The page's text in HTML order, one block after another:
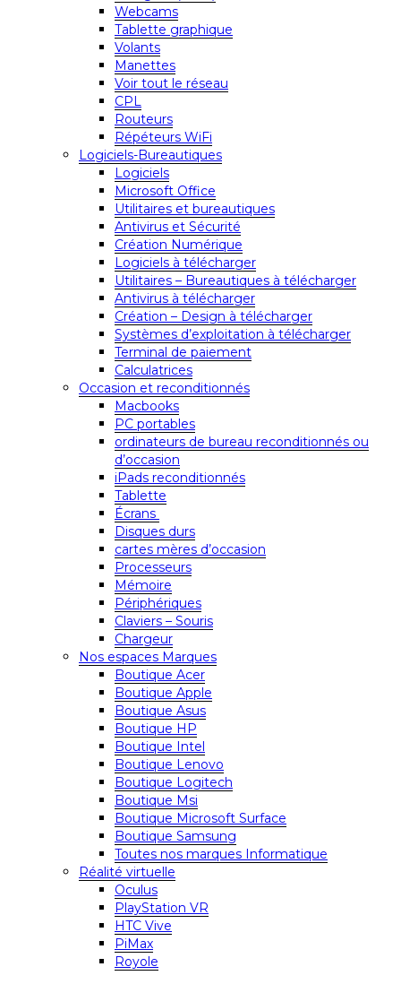
Webcams
Tablette graphique
Volants
Manettes
Voir tout le réseau
CPL
Routeurs
Répéteurs WiFi
Logiciels-Bureautiques
Logiciels
Microsoft Office
Utilitaires et bureautiques
Antivirus et Sécurité
Création Numérique
Logiciels à télécharger
Utilitaires – Bureautiques à télécharger
Antivirus à télécharger
Création – Design à télécharger
Systèmes d’exploitation à télécharger
Terminal de paiement
Calculatrices
Occasion et reconditionnés
Macbooks
PC portables
ordinateurs de bureau reconditionnés ou
d’occasion
iPads reconditionnés
Tablette
Écrans
Disques durs
cartes mères d’occasion
Processeurs
Mémoire
Périphériques
Claviers – Souris
Chargeur
Nos espaces Marques
Boutique Acer
Boutique Apple
Boutique Asus
Boutique HP
Boutique Intel
Boutique Lenovo
Boutique Logitech
Boutique Msi
Boutique Microsoft Surface
Boutique Samsung
Toutes nos marques Informatique
Réalité virtuelle
Oculus
PlayStation VR
HTC Vive
PiMax
Royole